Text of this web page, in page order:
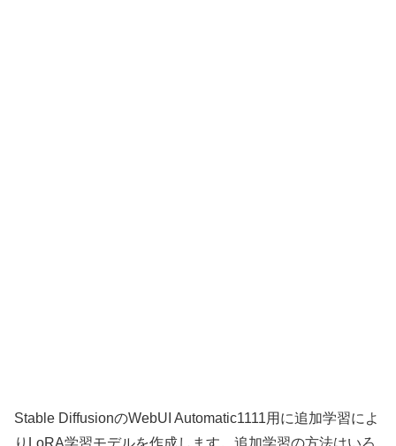
Stable DiffusionのWebUI Automatic1111用に追加学習によ